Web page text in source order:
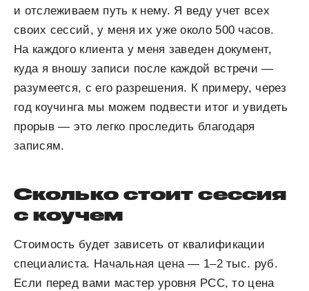
и отслеживаем путь к нему. Я веду учет всех
своих сессий, у меня их уже около 500 часов.
На каждого клиента у меня заведен документ,
куда я вношу записи после каждой встречи —
разумеется, с его разрешения. К примеру, через
год коучинга мы можем подвести итог и увидеть
прорыв — это легко проследить благодаря
записям.
Сколько стоит сессия
с коучем
Стоимость будет зависеть от квалификации
специалиста. Начальная цена — 1–2 тыс. руб.
Если перед вами мастер уровня PCC, то цена